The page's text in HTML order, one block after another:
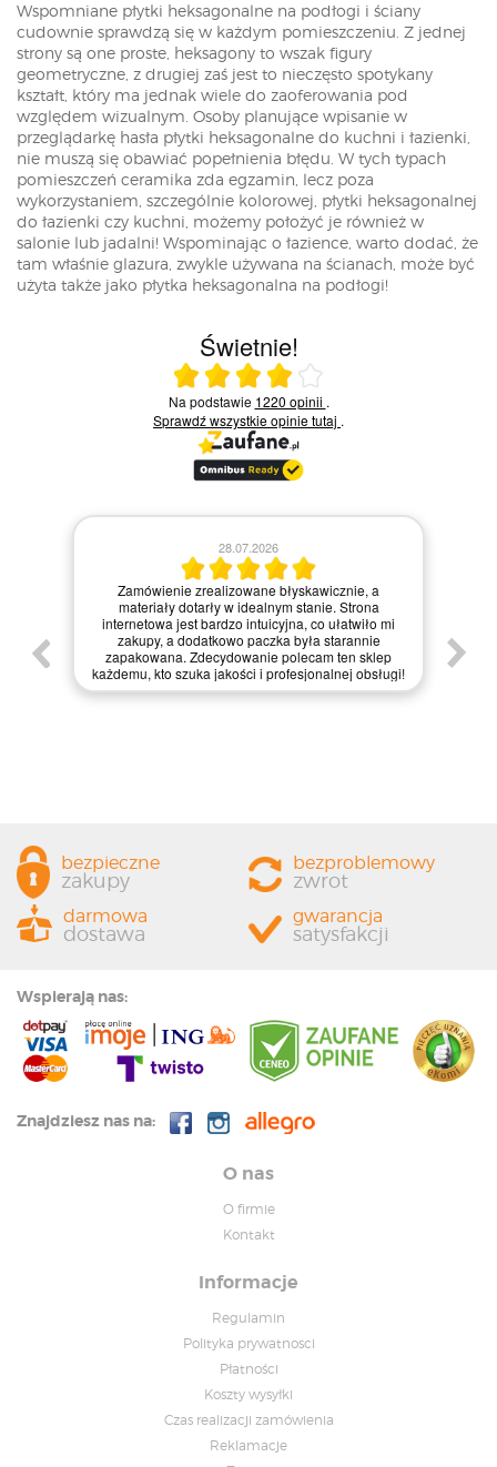
Wspomniane płytki heksagonalne na podłogi i ściany
cudownie sprawdzą się w każdym pomieszczeniu. Z jednej
strony są one proste, heksagony to wszak figury
geometryczne, z drugiej zaś jest to nieczęsto spotykany
kształt, który ma jednak wiele do zaoferowania pod
względem wizualnym. Osoby planujące wpisanie w
przeglądarkę hasła płytki heksagonalne do kuchni i łazienki,
nie muszą się obawiać popełnienia błędu. W tych typach
pomieszczeń ceramika zda egzamin, lecz poza
wykorzystaniem, szczególnie kolorowej, płytki heksagonalnej
do łazienki czy kuchni, możemy położyć je również w
salonie lub jadalni! Wspominając o łazience, warto dodać, że
tam właśnie glazura, zwykle używana na ścianach, może być
użyta także jako płytka heksagonalna na podłogi!
Świetnie!
Ocena średnia 4 na 5
Na podstawie 1220 opinii .
Sprawdź wszystkie opinietutaj .
28.07.2026
Zamówienie zrealizowane błyskawicznie, a
materiały dotarły w idealnym stanie. Strona
internetowa jest bardzo intuicyjna, co ułatwiło mi
zakupy, a dodatkowo paczka była starannie
zapakowana. Zdecydowanie polecam ten sklep
każdemu, kto szuka jakości i profesjonalnej obsługi!
bezpieczne
zakupy
bezproblemowy
zwrot
darmowa
dostawa
gwarancja
satysfakcji
Wspierają nas:
Znajdziesz nas na:
O nas
O firmie
Kontakt
Informacje
Regulamin
Polityka prywatnosci
Płatności
Koszty wysyłki
Czas realizacji zamówienia
Reklamacje